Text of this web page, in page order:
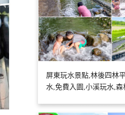
屏東玩水景點,林後四林
水,免費入園,小溪玩水,森